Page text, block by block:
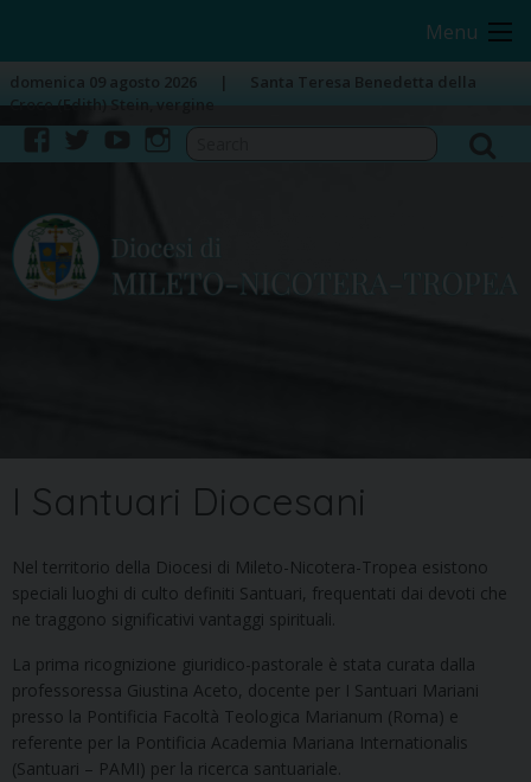
content
Menu
domenica 09 agosto 2026
Santa Teresa Benedetta della
Croce (Edith) Stein, vergine
facebook
twitteryoutubeinstagram
I Santuari Diocesani
Nel territorio della Diocesi di Mileto-Nicotera-Tropea esistono
speciali luoghi di culto definiti Santuari, frequentati dai devoti che
ne traggono significativi vantaggi spirituali.
La prima ricognizione giuridico-pastorale è stata curata dalla
professoressa Giustina Aceto, docente per I Santuari Mariani
presso la Pontificia Facoltà Teologica Marianum (Roma) e
referente per la Pontificia Academia Mariana Internationalis
(Santuari – PAMI) per la ricerca santuariale.